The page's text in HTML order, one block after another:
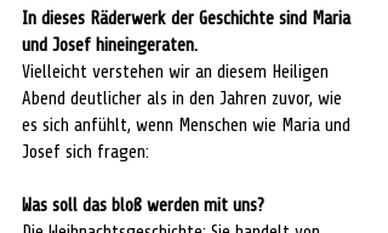
In dieses Räderwerk der Geschichte sind Maria
und Josef hineingeraten.
Vielleicht verstehen wir an diesem Heiligen
Abend deutlicher als in den Jahren zuvor, wie
es sich anfühlt, wenn Menschen wie Maria und
Josef sich fragen:
Was soll das bloß werden mit uns?